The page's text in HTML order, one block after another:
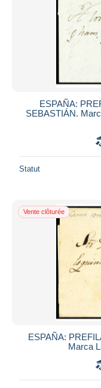
ESPAÑA:
SEBASTIÁN.
Statut
Vente clôturée
ESPAÑA:
Marca